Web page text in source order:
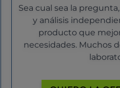
Sea cual sea la
y análisis
producto que
necesidades. Muchos